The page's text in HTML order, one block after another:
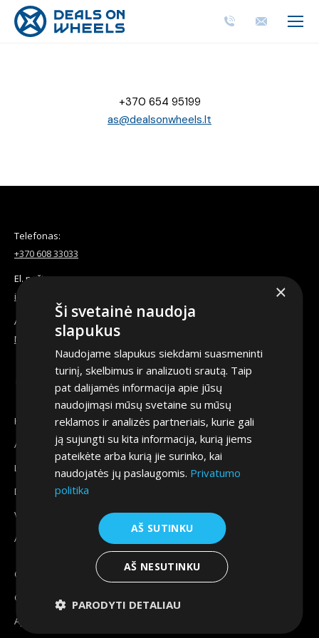
+370 654 95199
as@dealsonwheels.lt
Telefonas:
+370 608 33033
El. paštas:
info@dealsonwheels.lt
Address:
Mykolo Lietuvio g. 6, Vilnius
Find us on:
FacebookYouTube
page
opens
new
Linkedin
page
opens
in
new
window
Instagram
page
opens
in
new
window
Konsultacijos
Automobilio parvežimas pagal užsakymą
Lizingas
Draudimas
Verslui
Automobilio pardavimas
GAP draudimas
Garantija
Apsauginė plėvelė
×
Ši svetainė naudoja
slapukus
Naudojame slapukus siekdami suasmeninti
turinį, skelbimus ir analizuoti srautą. Taip
pat dalijamės informacija apie jūsų
naudojimąsi mūsų svetaine su mūsų
reklamos ir analizės partneriais, kurie gali
ją sujungti su kita informacija, kurią jiems
pateikėte arba kurią jie surinko, kai
naudojatės jų paslaugomis. Privatumo
politika
AŠ SUTINKU
AŠ NESUTINKU
PARODYTI DETALIAU